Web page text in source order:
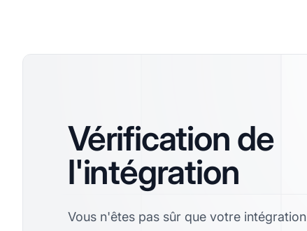
Vérification de
l'intégration
Vous n'êtes pas sûr que votre intégration